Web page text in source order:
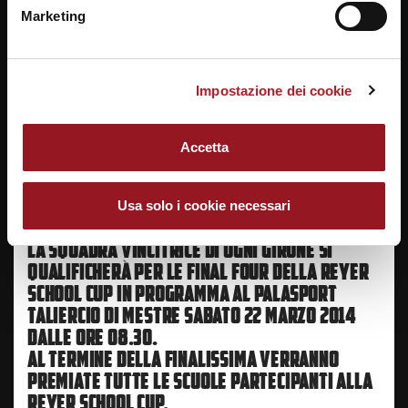
Marketing
Impostazione dei cookie
Accetta
Usa solo i cookie necessari
Palasport “Gianquinto” all’ Arsenale, Venezia.
ore 8.30 Istituto Barbarigo di Venezia – Istituto
Morosini di Venezia 38-44
ore 11.45 FINALE Liceo Benedetti di Venezia –
Istituto Morosini di Venezia 65-51
LA SQUADRA VINCITRICE DI OGNI GIRONE SI
QUALIFICHERÀ PER LE FINAL FOUR DELLA REYER
SCHOOL CUP IN PROGRAMMA AL PALASPORT
TALIERCIO DI MESTRE SABATO 22 MARZO 2014
DALLE ORE 08.30.
AL TERMINE DELLA FINALISSIMA VERRANNO
PREMIATE TUTTE LE SCUOLE PARTECIPANTI ALLA